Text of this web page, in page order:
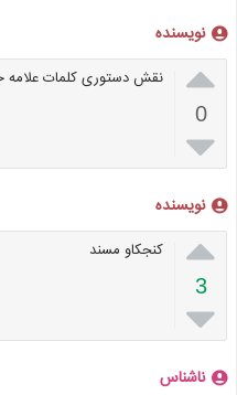
نویسنده

0

نقش دستوری کلمات علامه
نویسنده

3

کنجکاو مسند
ناشناس